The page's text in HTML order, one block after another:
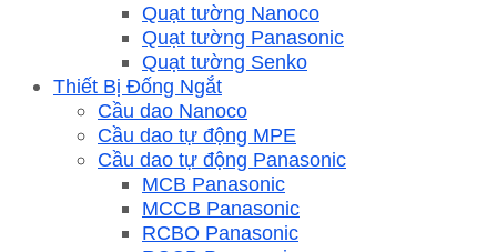
Quạt tường Nanoco
Quạt tường Panasonic
Quạt tường Senko
Thiết Bị Đống Ngắt
Cầu dao Nanoco
Cầu dao tự động MPE
Cầu dao tự động Panasonic
MCB Panasonic
MCCB Panasonic
RCBO Panasonic